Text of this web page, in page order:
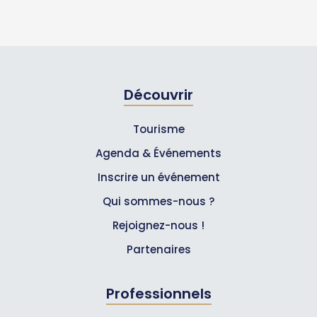
Découvrir
Tourisme
Agenda & Événements
Inscrire un événement
Qui sommes-nous ?
Rejoignez-nous !
Partenaires
Professionnels